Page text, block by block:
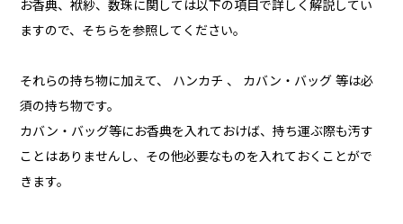
お香典、袱紗、数珠に関しては以下の項目で詳しく解説してい
ますので、そちらを参照してください。
それらの持ち物に加えて、 ハンカチ 、 カバン・バッグ 等は必
須の持ち物です。
カバン・バッグ等にお香典を入れておけば、持ち運ぶ際も汚す
ことはありませんし、その他必要なものを入れておくことがで
きます。